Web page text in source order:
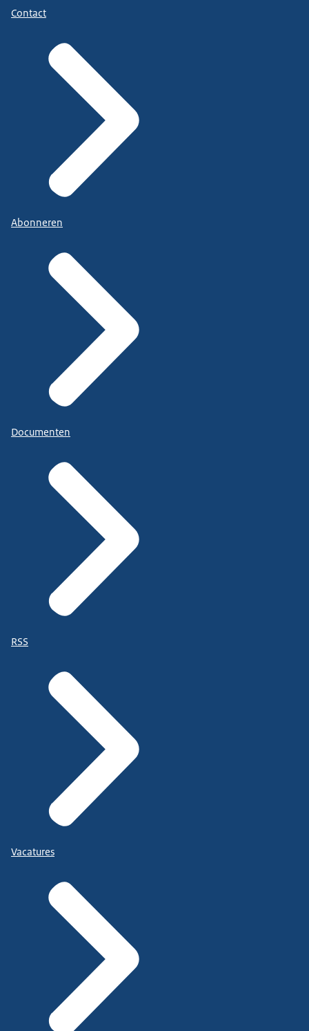
Contact
Abonneren
Documenten
RSS
Vacatures